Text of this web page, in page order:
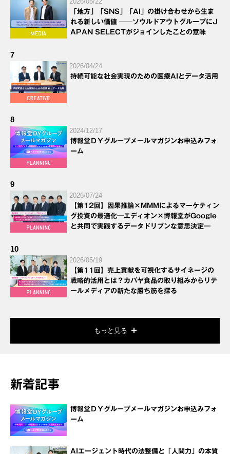
「地方」「SNS」「AI」の掛け合わせから生ま
れる新しい価値 ──ソウルドアウトグループにJ
APAN SELECTがジョインしたことの意味
7
2026/04/24
持続可能な社会実現のための医療AIとデータ活用
8
2024/12/17
博報堂ＤＹグループメールマガジンお申込みフォ
ーム
9
2026/07/24
【第12回】因果推論×MMMによるマーケティン
グ投資の最適化―エディオン×博報堂がGoogle
と共同で実践するデータドリブンな意思決定―
10
2026/05/19
【第11回】売上貢献を可視化するサイネージの
戦略的活用とは？カバヤ食品の取り組みからリテ
ールメディアの新たな勝ち筋を探る
もっと見る
新着記事
博報堂ＤＹグループメールマガジンお申込みフォ
ーム
AIエージェント時代の法整備と「人間力」の本質